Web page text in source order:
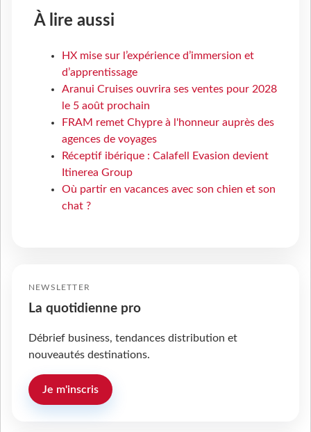
À lire aussi
HX mise sur l’expérience d’immersion et
d’apprentissage
Aranui Cruises ouvrira ses ventes pour 2028
le 5 août prochain
FRAM remet Chypre à l'honneur auprès des
agences de voyages
Réceptif ibérique : Calafell Evasion devient
Itinerea Group
Où partir en vacances avec son chien et son
chat ?
NEWSLETTER
La quotidienne pro
Débrief business, tendances distribution et
nouveautés destinations.
Je m'inscris